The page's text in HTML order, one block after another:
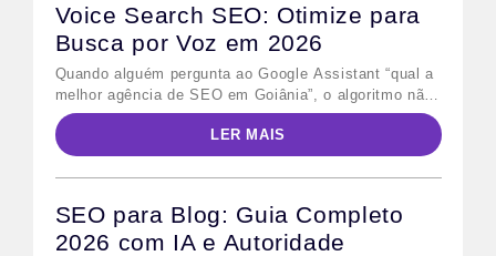
Voice Search SEO: Otimize para
Busca por Voz em 2026
Quando alguém pergunta ao Google Assistant “qual a
melhor agência de SEO em Goiânia”, o algoritmo não
retorna dez links azuis — ele lê uma única resposta
em voz alta. Esse comportamento define o desafio
central do voice search SEO: não basta ranquear na
primeira página; é preciso ser a resposta escolhida.
LER MAIS
SEO para Blog: Guia Completo
2026 com IA e Autoridade